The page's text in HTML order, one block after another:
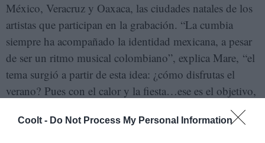
Coolt - Do Not Process My Personal Information
México, Veracruz y Oaxaca, las ciudades natales de los
artistas que participan en la grabación. “La cumbia
siempre ha acompañado la identidad mexicana, a pesar
de ser un ritmo musical colombiano”, explica Mare, “el
tema surgió a partir de esta idea: ¿cómo disfrutas el
verano? Pues con el calor y la fiesta…ese es el objetivo,